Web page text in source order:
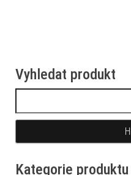
Vyhledat produkt
Kategorie produktu